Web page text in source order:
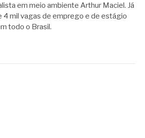
em meio ambiente Arthur Maciel. Já
4 mil vagas de emprego e de estágio
todo o Brasil.